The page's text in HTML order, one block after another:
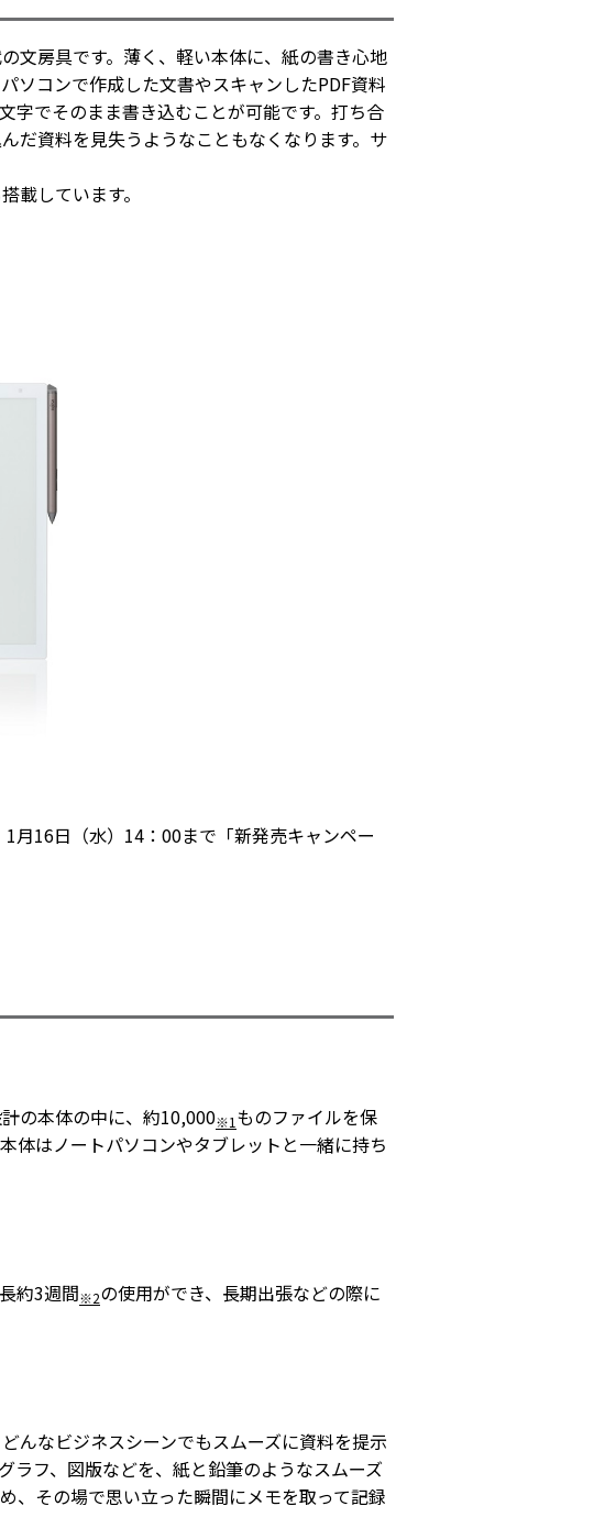
文房具です。薄く、軽い本体に、紙の書き心地
ソコンで作成した文書やスキャンしたPDF資料
字でそのまま書き込むことが可能です。打ち合
だ資料を見失うようなこともなくなります。サ
載しています。
月16日（水）14：00まで「新発売キャンペー
の本体の中に、約10,000※1 ものファイルを保
体はノートパソコンやタブレットと一緒に持ち
約3週間※2の使用ができ、長期出張などの際に
んなビジネスシーンでもスムーズに資料を提示
ラフ、図版などを、紙と鉛筆のようなスムーズ
、その場で思い立った瞬間にメモを取って記録